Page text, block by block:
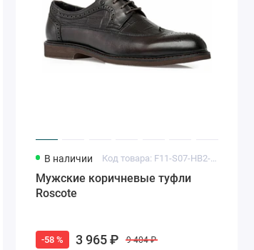
В наличии Код товара: F11-S07-HB2-T4016H
Мужские коричневые туфли
Roscote
-58 % 3 965 ₽ 9 404 ₽